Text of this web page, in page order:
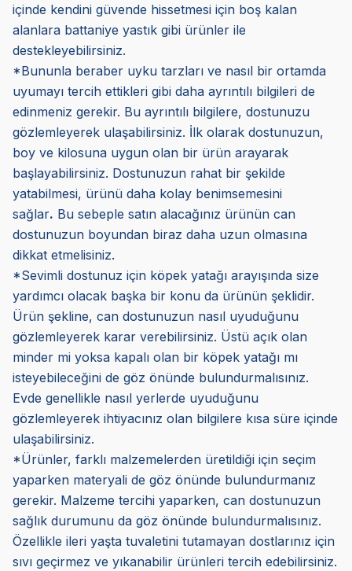
içinde kendini güvende hissetmesi için boş kalan
alanlara battaniye yastık gibi ürünler ile
destekleyebilirsiniz.
*Bununla beraber uyku tarzları ve nasıl bir ortamda
uyumayı tercih ettikleri gibi daha ayrıntılı bilgileri de
edinmeniz gerekir. Bu ayrıntılı bilgilere, dostunuzu
gözlemleyerek ulaşabilirsiniz. İlk olarak dostunuzun,
boy ve kilosuna uygun olan bir ürün arayarak
başlayabilirsiniz. Dostunuzun rahat bir şekilde
yatabilmesi, ürünü daha kolay benimsemesini
sağlar. Bu sebeple satın alacağınız ürünün can
dostunuzun boyundan biraz daha uzun olmasına
dikkat etmelisiniz.
*Sevimli dostunuz için köpek yatağı arayışında size
yardımcı olacak başka bir konu da ürünün şeklidir.
Ürün şekline, can dostunuzun nasıl uyuduğunu
gözlemleyerek karar verebilirsiniz. Üstü açık olan
minder mi yoksa kapalı olan bir köpek yatağı mı
isteyebileceğini de göz önünde bulundurmalısınız.
Evde genellikle nasıl yerlerde uyuduğunu
gözlemleyerek ihtiyacınız olan bilgilere kısa süre içinde
ulaşabilirsiniz.
*Ürünler, farklı malzemelerden üretildiği için seçim
yaparken materyali de göz önünde bulundurmanız
gerekir. Malzeme tercihi yaparken, can dostunuzun
sağlık durumunu da göz önünde bulundurmalısınız.
Özellikle ileri yaşta tuvaletini tutamayan dostlarınız için
sıvı geçirmez ve yıkanabilir ürünleri tercih edebilirsiniz.